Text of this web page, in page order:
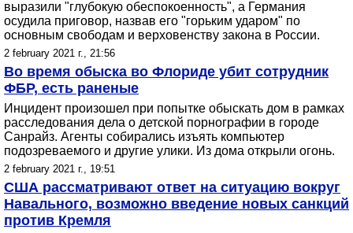
выразили "глубокую обеспокоенность", а Германия
осудила приговор, назвав его "горьким ударом" по
основным свободам и верховенству закона в России.
2 february 2021 г., 21:56
Во время обыска во Флориде убит сотрудник
ФБР, есть раненые
Инцидент произошел при попытке обыскать дом в рамках
расследования дела о детской порнографии в городе
Санрайз. Агенты собирались изъять компьютер
подозреваемого и другие улики. Из дома открыли огонь.
2 february 2021 г., 19:51
США рассматривают ответ на ситуацию вокруг
Навального, возможно введение новых санкций
против Кремля